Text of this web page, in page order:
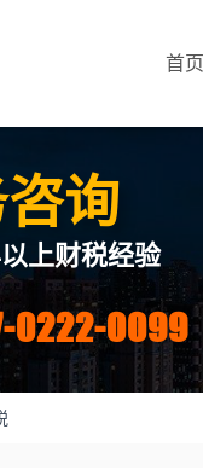
首页
询
上财税经验
0222-0099